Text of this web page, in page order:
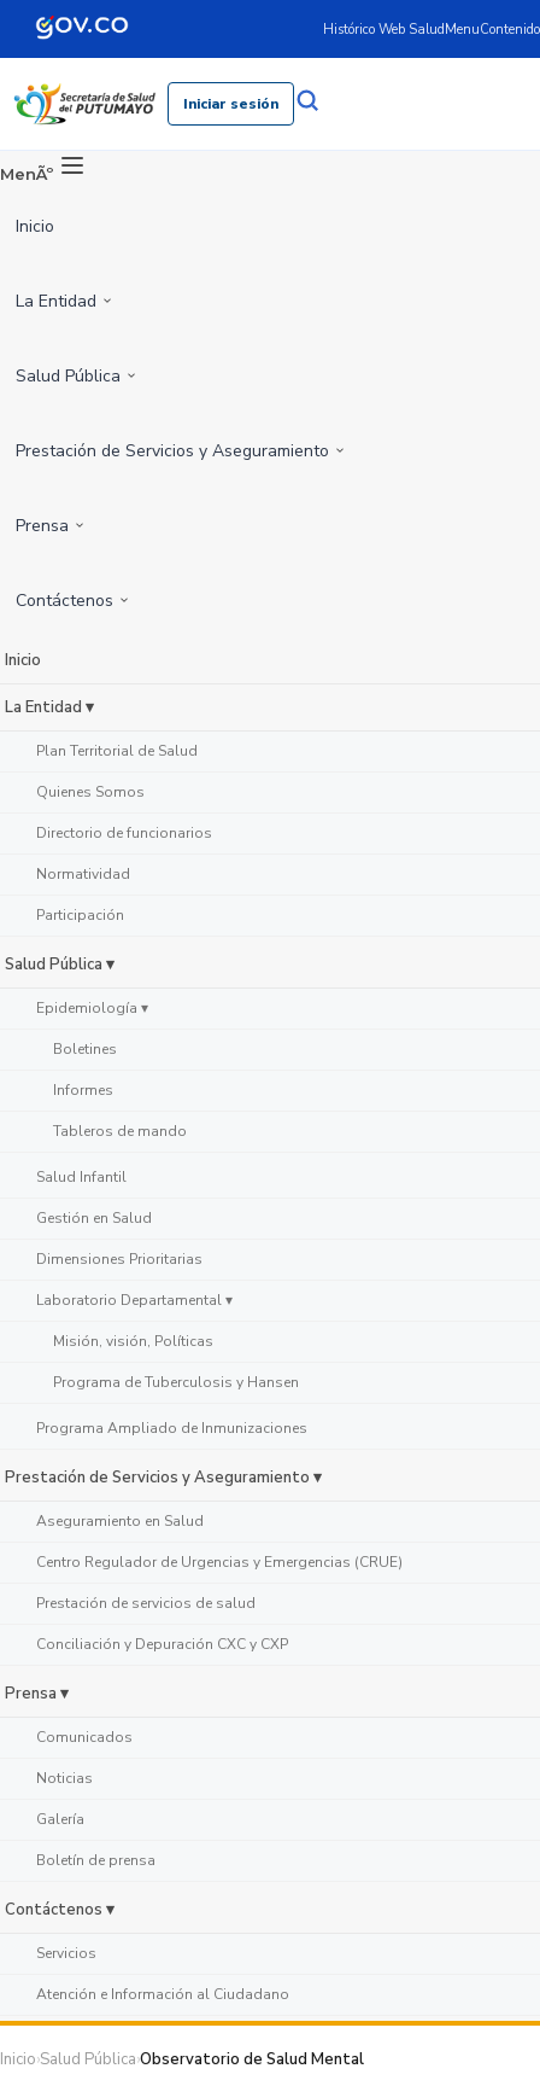
Histórico Web SaludMenuContenido
Iniciar sesión
MenÃº
Inicio
La Entidad
Salud Pública
Prestación de Servicios y Aseguramiento
Prensa
Contáctenos
Inicio
La Entidad ▾
Plan Territorial de Salud
Quienes Somos
Directorio de funcionarios
Normatividad
Participación
Salud Pública ▾
Epidemiología ▾
Boletines
Informes
Tableros de mando
Salud Infantil
Gestión en Salud
Dimensiones Prioritarias
Laboratorio Departamental ▾
Misión, visión, Políticas
Programa de Tuberculosis y Hansen
Programa Ampliado de Inmunizaciones
Prestación de Servicios y Aseguramiento ▾
Aseguramiento en Salud
Centro Regulador de Urgencias y Emergencias (CRUE)
Prestación de servicios de salud
Conciliación y Depuración CXC y CXP
Prensa ▾
Comunicados
Noticias
Galería
Boletín de prensa
Contáctenos ▾
Servicios
Atención e Información al Ciudadano
Inicio›Salud Pública›Observatorio de Salud Mental